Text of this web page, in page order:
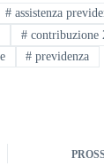
#assistenza
#contribuzione
# previdenza